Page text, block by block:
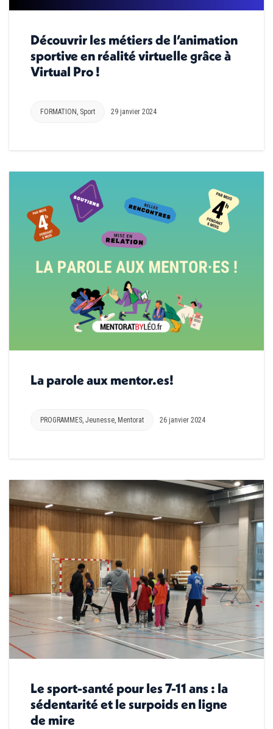
Découvrir les métiers de l’animation
sportive en réalité virtuelle grâce à
Virtual Pro !
FORMATION , Sport 29 janvier 2024
La parole aux mentor.es!
PROGRAMMES, Jeunesse, Mentorat 26 janvier 2024
Le sport-santé pour les 7-11 ans : la
sédentarité et le surpoids en ligne
de mire